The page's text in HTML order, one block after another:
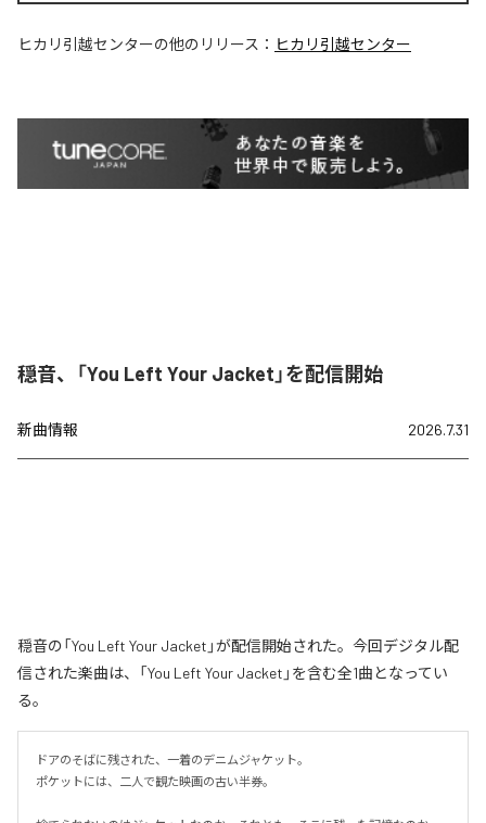
ヒカリ引越センターの他のリリース： ヒカリ引越センター
穏音、「You Left Your Jacket」を配信開始
新曲情報 2026.7.31
穏音の「You Left Your Jacket」が配信開始された。今回デジタル配
信された楽曲は、「You Left Your Jacket」を含む全1曲となってい
る。
ドアのそばに残された、一着のデニムジャケット。
ポケットには、二人で観た映画の古い半券。